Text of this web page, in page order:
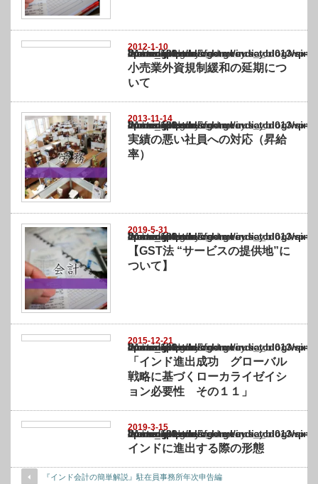
2012-1-10
Warning
: Undefined array key "show_category" in
/home/netst/kuno-cpa.co.jp/public_html/india_blog/wp-content/themes/
on line183
小売業外資規制緩和の延期につ
いて
2013-11-14
Warning
: Undefined array key "show_category" in
/home/netst/kuno-cpa.co.jp/public_html/india_blog/wp-content/themes/
on line183
実績の悪い社員への対応（昇給
率）
2019-5-31
Warning
: Undefined array key "show_category" in
/home/netst/kuno-cpa.co.jp/public_html/india_blog/wp-content/themes/
on line183
【GST法 “サービスの提供地”に
ついて】
2015-12-21
Warning
: Undefined array key "show_category" in
/home/netst/kuno-cpa.co.jp/public_html/india_blog/wp-content/themes/
on line183
「インド進出成功 グローバル
戦略に基づくローカライゼイシ
ョン必要性 その１１」
2019-3-15
Warning
: Undefined array key "show_category" in
/home/netst/kuno-cpa.co.jp/public_html/india_blog/wp-content/themes/
on line183
インドに進出する際の形態
『インド会計の簡単解説』駐在員事務所年次申告編